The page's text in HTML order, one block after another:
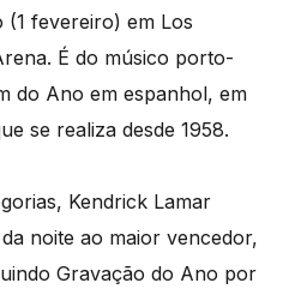
(1 fevereiro) em Los
É do músico porto-
do Ano em espanhol, em
se realiza desde 1958.
Kendrick Lamar
noite ao maior vencedor,
Gravação do Ano por